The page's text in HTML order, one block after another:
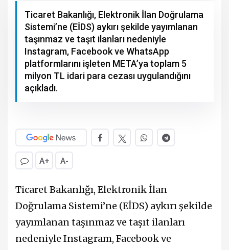
Ticaret Bakanlığı, Elektronik İlan Doğrulama
Sistemi’ne (EİDS) aykırı şekilde yayımlanan
taşınmaz ve taşıt ilanları nedeniyle
Instagram, Facebook ve WhatsApp
platformlarını işleten META’ya toplam 5
milyon TL idari para cezası uygulandığını
açıkladı.
A+ A-
Ticaret Bakanlığı, Elektronik İlan
Doğrulama Sistemi’ne (EİDS) aykırı şekilde
yayımlanan taşınmaz ve taşıt ilanları
nedeniyle Instagram, Facebook ve